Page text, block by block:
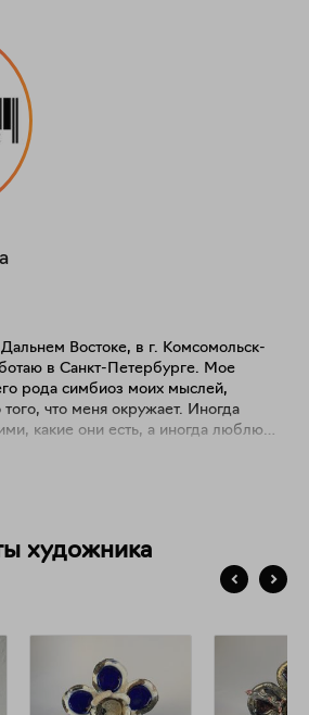
Дальнем Востоке, в г. Комсомольск-
в Санкт-Петербурге. Мое
рода симбиоз моих мыслей,
что меня окружает. Иногда
какие они есть, а иногда люблю
либо одной темой, люблю
художника